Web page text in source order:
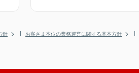
針 お客さま本位の業務運営に関する基本方針